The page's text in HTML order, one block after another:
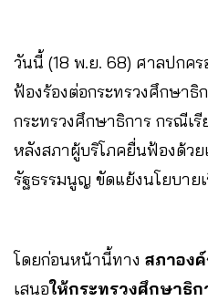
วันนี้ (18 พ.ย. 68) ศาลปกค
ฟ้องร้องต่อกระทรวงศึกษาธิ
กระทรวงศึกษาธิการ กรณีเ
หลังสภาผู้บริโภคยื่นฟ้องด้วย
รัฐธรรมนูญ ขัดแย้งนโยบาย
โดยก่อนหน้านี้ทาง สภาอง
เสนอให้กระทรวงศึกษาธิก